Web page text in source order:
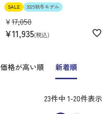
SALE 2025秋冬モデル
¥17,050
¥11,935 税込
価格が高い順 新着順
23件中 1-20件表示